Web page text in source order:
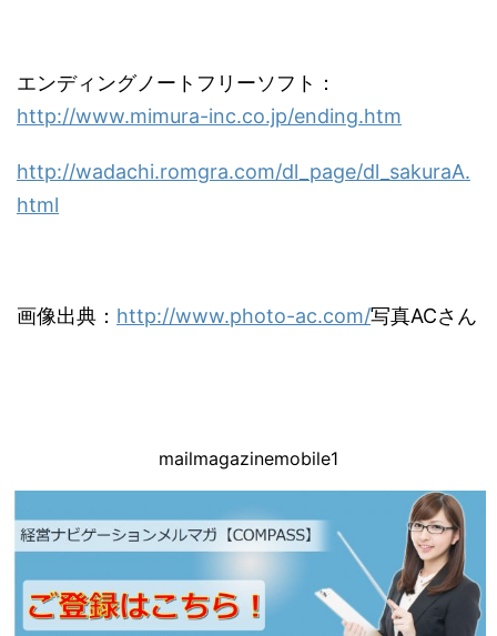
エンディングノートフリーソフト：
http://www.mimura-inc.co.jp/ending.htm
http://wadachi.romgra.com/dl_page/dl_sakuraA.
html
画像出典： http://www.photo-ac.com/写真ACさん
mailmagazinemobile1